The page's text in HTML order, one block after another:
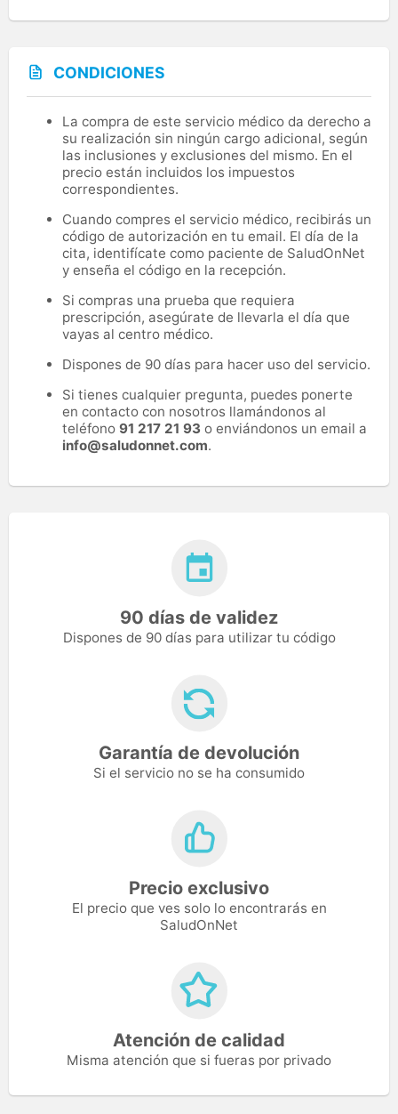
CONDICIONES
La compra de este servicio médico da derecho a
su realización sin ningún cargo adicional, según
las inclusiones y exclusiones del mismo. En el
precio están incluidos los impuestos
correspondientes.
Cuando compres el servicio médico, recibirás un
código de autorización en tu email. El día de la
cita, identifícate como paciente de SaludOnNet
y enseña el código en la recepción.
Si compras una prueba que requiera
prescripción, asegúrate de llevarla el día que
vayas al centro médico.
Dispones de 90 días para hacer uso del servicio.
Si tienes cualquier pregunta, puedes ponerte
en contacto con nosotros llamándonos al
teléfono 91 217 21 93 o enviándonos un email a
info@saludonnet.com.
90 días de validez
Dispones de 90 días para utilizar tu código
Garantía de devolución
Si el servicio no se ha consumido
Precio exclusivo
El precio que ves solo lo encontrarás en
SaludOnNet
Atención de calidad
Misma atención que si fueras por privado